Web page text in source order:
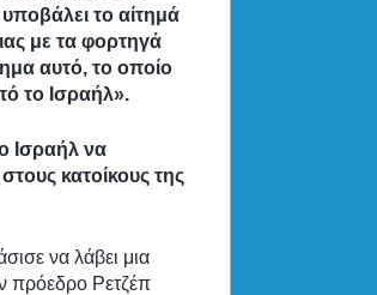
το αίτημά
με τα φορτηγά
αυτό, το οποίο
το Ισραήλ».
Ισραήλ να
κατοίκους της
να λάβει μια
πρόεδρο Ρετζέπ